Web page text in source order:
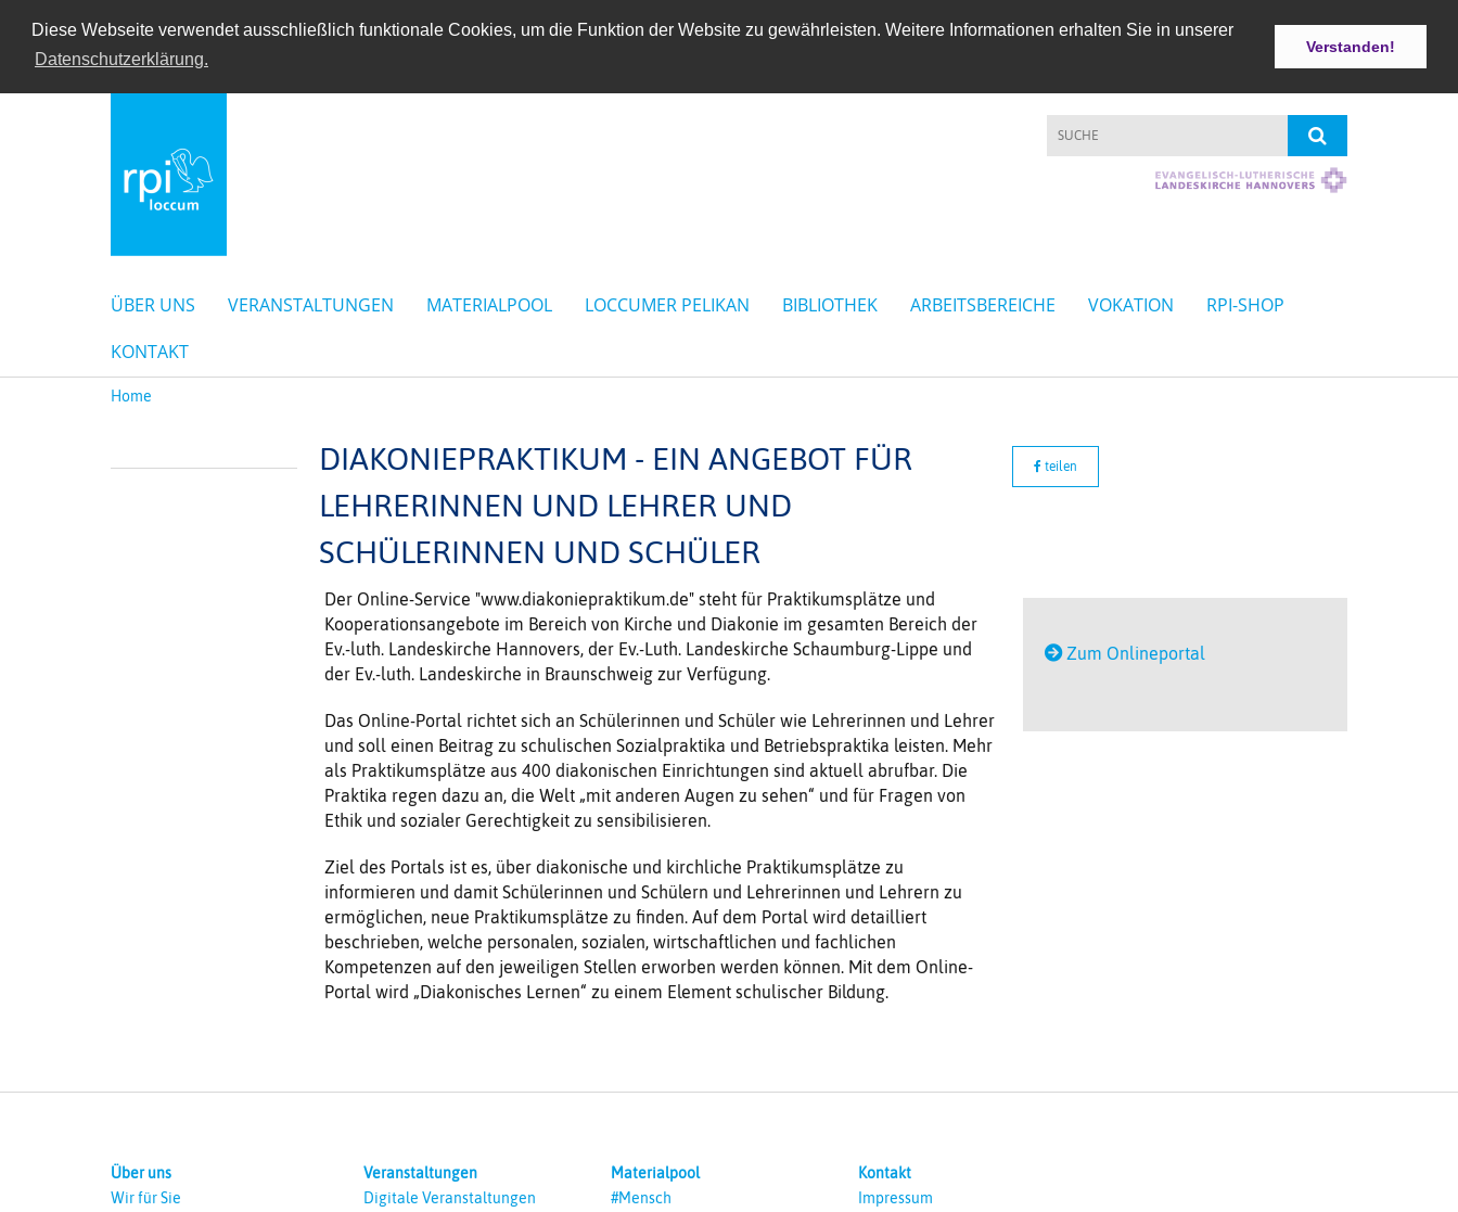
Diese Webseite verwendet ausschließlich funktionale Cookies, um die Funktion der Website zu gewährleisten. Weitere Informationen erhalten Sie in unserer
Datenschutzerklärung.
Verstanden!
ÜBER UNS VERANSTALTUNGEN MATERIALPOOL LOCCUMER PELIKAN BIBLIOTHEK ARBEITSBEREICHE VOKATION
RPI-SHOP
KONTAKT
Home
DIAKONIEPRAKTIKUM - EIN ANGEBOT FÜR
LEHRERINNEN UND LEHRER UND
SCHÜLERINNEN UND SCHÜLER
teilen
Der Online-Service "www.diakoniepraktikum.de" steht für Praktikumsplätze und
Kooperationsangebote im Bereich von Kirche und Diakonie im gesamten Bereich der
Ev.-luth. Landeskirche Hannovers, der Ev.-Luth. Landeskirche Schaumburg-Lippe und
der Ev.-luth. Landeskirche in Braunschweig zur Verfügung.
Das Online-Portal richtet sich an Schülerinnen und Schüler wie Lehrerinnen und Lehrer
und soll einen Beitrag zu schulischen Sozialpraktika und Betriebspraktika leisten. Mehr
als Praktikumsplätze aus 400 diakonischen Einrichtungen sind aktuell abrufbar. Die
Praktika regen dazu an, die Welt „mit anderen Augen zu sehen“ und für Fragen von
Ethik und sozialer Gerechtigkeit zu sensibilisieren.
Ziel des Portals ist es, über diakonische und kirchliche Praktikumsplätze zu
informieren und damit Schülerinnen und Schülern und Lehrerinnen und Lehrern zu
ermöglichen, neue Praktikumsplätze zu finden. Auf dem Portal wird detailliert
beschrieben, welche personalen, sozialen, wirtschaftlichen und fachlichen
Kompetenzen auf den jeweiligen Stellen erworben werden können. Mit dem Online-
Portal wird „Diakonisches Lernen“ zu einem Element schulischer Bildung.
Zum Onlineportal
Über uns
Wir für Sie
Veranstaltungen
Digitale Veranstaltungen
Materialpool
#Mensch
Kontakt
Impressum